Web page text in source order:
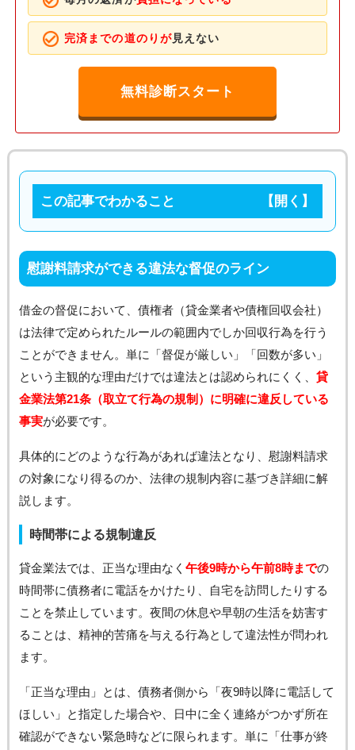
完済までの道のりが見えない
無料診断スタート
この記事でわかること
慰謝料請求ができる違法な督促のライン
借金の督促において、債権者（貸金業者や債権回収会社）
は法律で定められたルールの範囲内でしか回収行為を行う
ことができません。単に「督促が厳しい」「回数が多い」
という主観的な理由だけでは違法とは認められにくく、 貸
金業法第21条（取立て行為の規制）に明確に違反している
事実が必要です。
具体的にどのような行為があれば違法となり、慰謝料請求
の対象になり得るのか、法律の規制内容に基づき詳細に解
説します。
時間帯による規制違反
貸金業法では、正当な理由なく 午後9時から午前8時までの
時間帯に債務者に電話をかけたり、自宅を訪問したりする
ことを禁止しています。夜間の休息や早朝の生活を妨害す
ることは、精神的苦痛を与える行為として違法性が問われ
ます。
「正当な理由」とは、債務者側から「夜9時以降に電話して
ほしい」と指定した場合や、日中に全く連絡がつかず所在
確認ができない緊急時などに限られます。単に「仕事が終